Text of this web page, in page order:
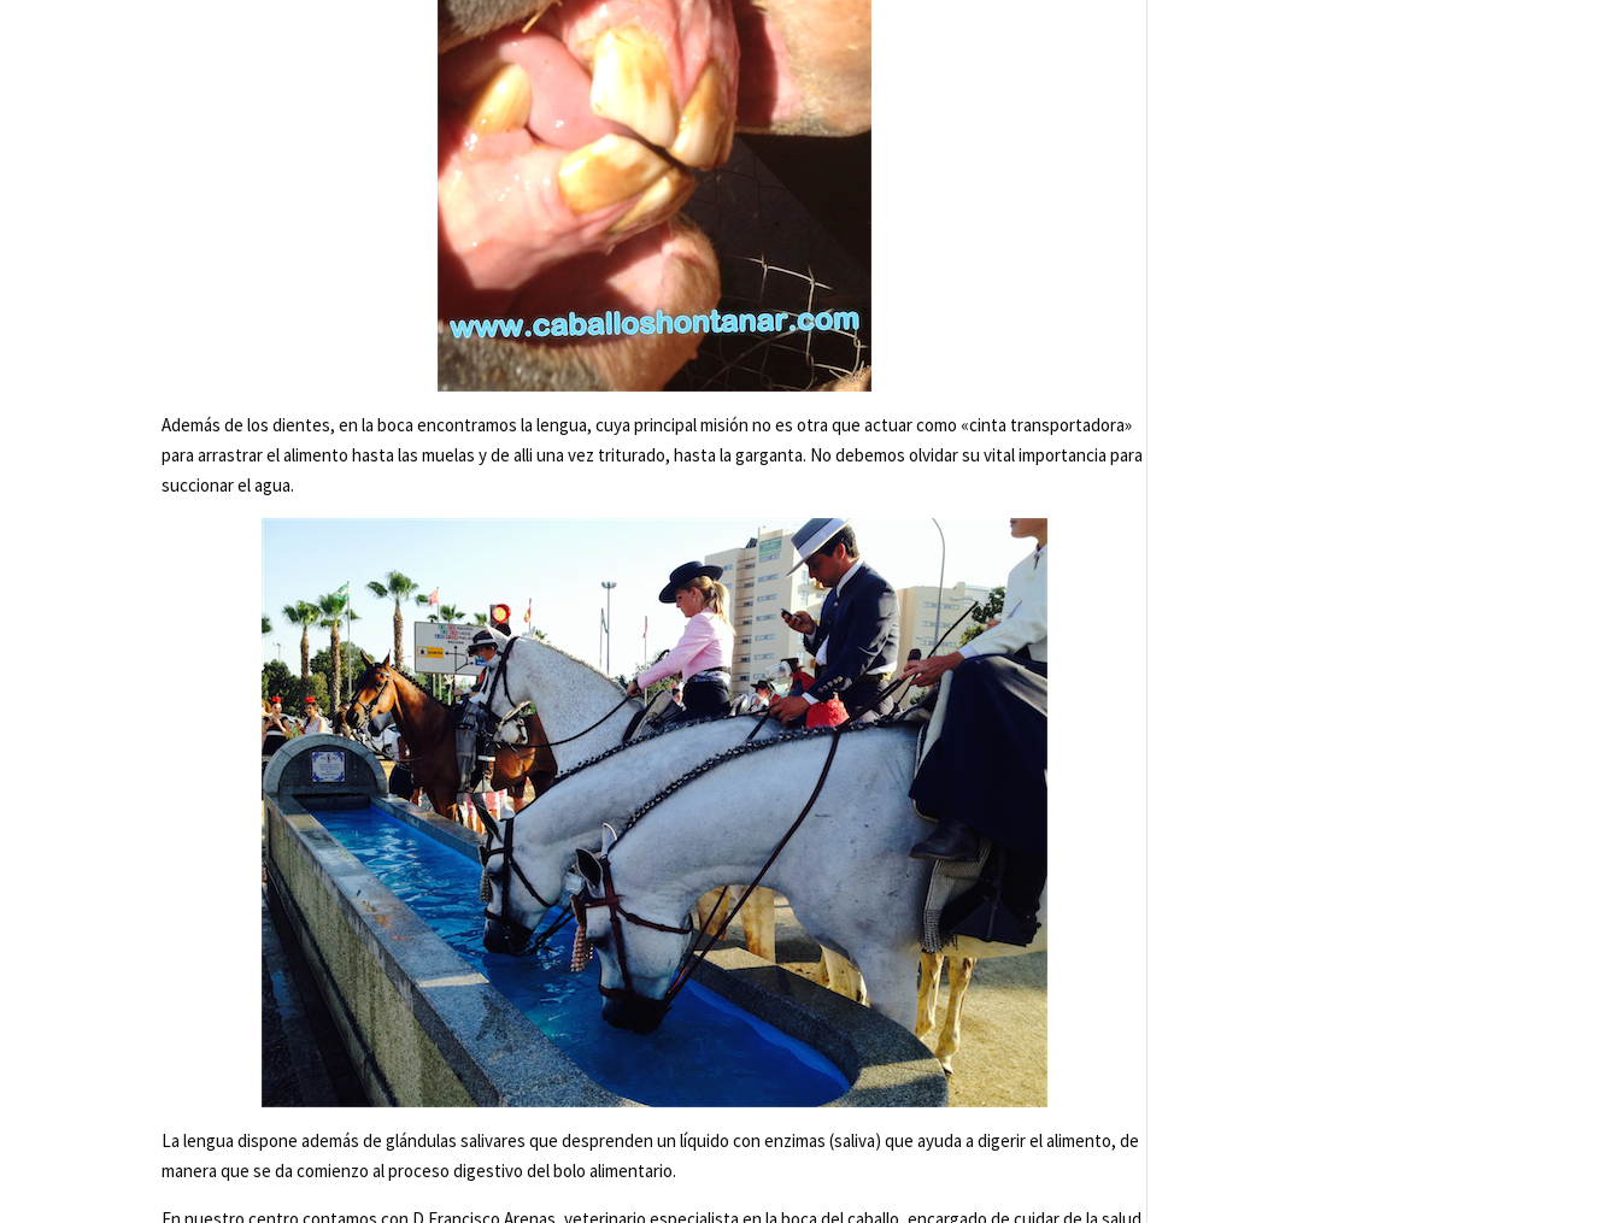
Además de los dientes, en la boca encontramos la lengua, cuya principal misión no es otra que actuar como «cinta transportadora»
para arrastrar el alimento hasta las muelas y de alli una vez triturado, hasta la garganta. No debemos olvidar su vital importancia para
succionar el agua.
La lengua dispone además de glándulas salivares que desprenden un líquido con enzimas (saliva) que ayuda a digerir el alimento, de
manera que se da comienzo al proceso digestivo del bolo alimentario.